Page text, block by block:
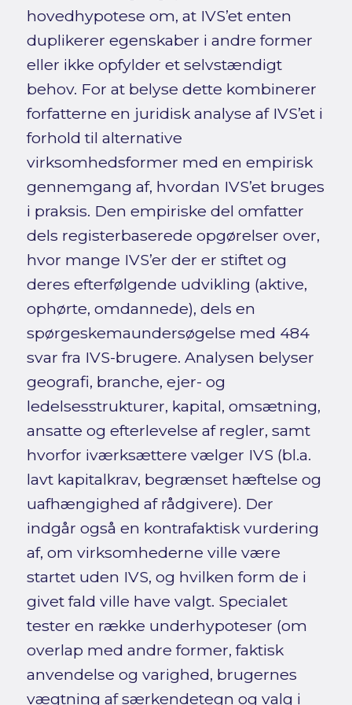
hovedhypotese om, at IVS’et enten
duplikerer egenskaber i andre former
eller ikke opfylder et selvstændigt
behov. For at belyse dette kombinerer
forfatterne en juridisk analyse af IVS’et i
forhold til alternative
virksomhedsformer med en empirisk
gennemgang af, hvordan IVS’et bruges
i praksis. Den empiriske del omfatter
dels registerbaserede opgørelser over,
hvor mange IVS’er der er stiftet og
deres efterfølgende udvikling (aktive,
ophørte, omdannede), dels en
spørgeskemaundersøgelse med 484
svar fra IVS-brugere. Analysen belyser
geografi, branche, ejer- og
ledelsesstrukturer, kapital, omsætning,
ansatte og efterlevelse af regler, samt
hvorfor iværksættere vælger IVS (bl.a.
lavt kapitalkrav, begrænset hæftelse og
uafhængighed af rådgivere). Der
indgår også en kontrafaktisk vurdering
af, om virksomhederne ville være
startet uden IVS, og hvilken form de i
givet fald ville have valgt. Specialet
tester en række underhypoteser (om
overlap med andre former, faktisk
anvendelse og varighed, brugernes
vægtning af særkendetegn og valg i